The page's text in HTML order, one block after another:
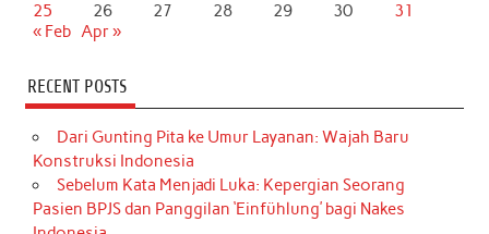
25
26 27 28 29 30
31
« Feb Apr »
RECENT POSTS
Dari Gunting Pita ke Umur Layanan: Wajah Baru
Konstruksi Indonesia
Sebelum Kata Menjadi Luka: Kepergian Seorang
Pasien BPJS dan Panggilan ‘Einfühlung’ bagi Nakes